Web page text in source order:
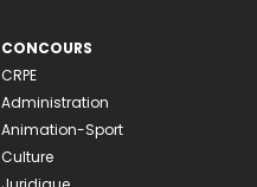
CONCOURS
CRPE
Administration
Animation-Sport
Culture